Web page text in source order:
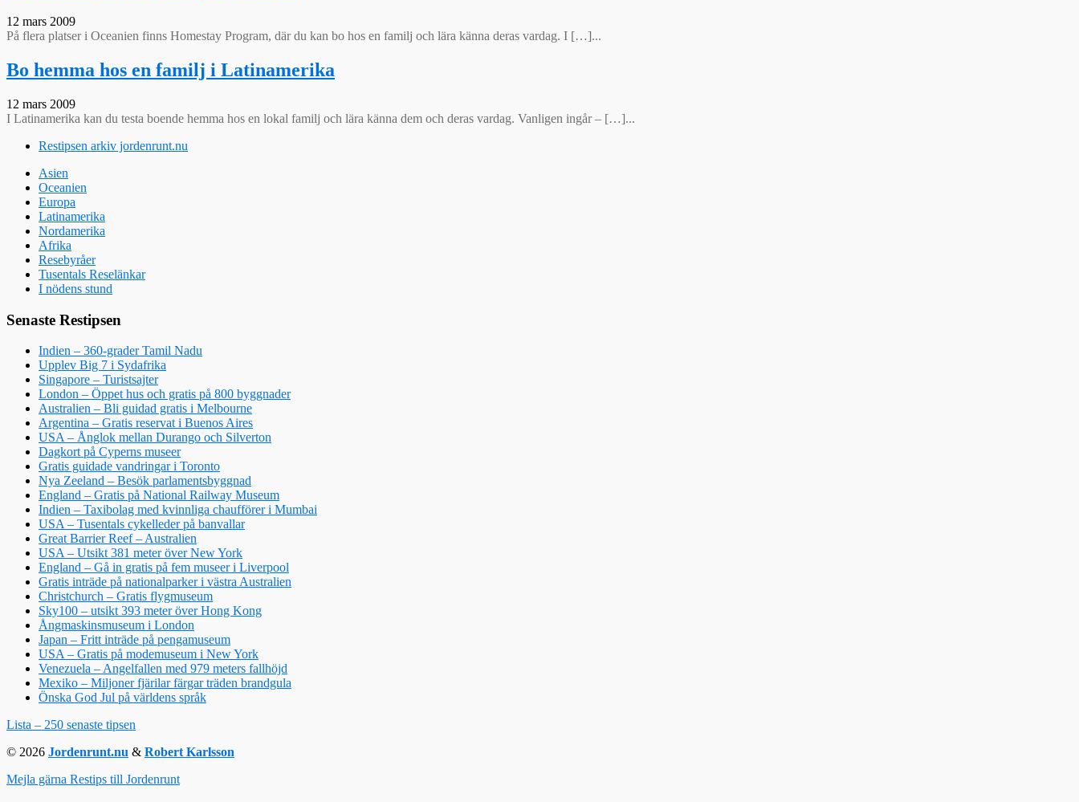
12 mars 2009
På flera platser i Oceanien finns Homestay Program, där du kan bo hos en familj och lära känna deras vardag. I […]...
Bo hemma hos en familj i Latinamerika
12 mars 2009
I Latinamerika kan du testa boende hemma hos en lokal familj och lära känna dem och deras vardag. Vanligen ingår – […]...
Restipsen arkiv jordenrunt.nu
Asien
Oceanien
Europa
Latinamerika
Nordamerika
Afrika
Resebyråer
Tusentals Reselänkar
I nödens stund
Senaste Restipsen
Indien – 360-grader Tamil Nadu
Upplev Big 7 i Sydafrika
Singapore – Turistsajter
London – Öppet hus och gratis på 800 byggnader
Australien – Bli guidad gratis i Melbourne
Argentina – Gratis reservat i Buenos Aires
USA – Ånglok mellan Durango och Silverton
Dagkort på Cyperns museer
Gratis guidade vandringar i Toronto
Nya Zeeland – Besök parlamentsbyggnad
England – Gratis på National Railway Museum
Indien – Taxibolag med kvinnliga chaufförer i Mumbai
USA – Tusentals cykelleder på banvallar
Great Barrier Reef – Australien
USA – Utsikt 381 meter över New York
England – Gå in gratis på fem museer i Liverpool
Gratis inträde på nationalparker i västra Australien
Christchurch – Gratis flygmuseum
Sky100 – utsikt 393 meter över Hong Kong
Ångmaskinsmuseum i London
Japan – Fritt inträde på pengamuseum
USA – Gratis på modemuseum i New York
Venezuela – Angelfallen med 979 meters fallhöjd
Mexiko – Miljoner fjärilar färgar träden brandgula
Önska God Jul på världens språk
Lista – 250 senaste tipsen
© 2026 Jordenrunt.nu & Robert Karlsson
Mejla gärna Restips till Jordenrunt